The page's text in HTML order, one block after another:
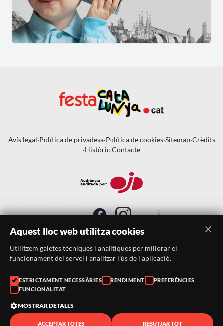
Avís legal·Política de privadesa·Política de cookies·Sitemap·Crèdits
·Històric·Contacte
SUBSCRIU-TE AL BUTLLETÍ
Telèfon:
938046359
Correu:
Aquest lloc web utilitza cookies
Utilitzem galetes tècniques i analítiques per millorar el
funcionament del servei i analitzar l'ús de l'aplicació.
ESTRICTAMENT NECESSÀRIES RENDIMENT
PREFERÈNCIES
FUNCIONALITAT
MOSTRAR DETALLS
ACCEPTAR TOTES REBUTJAR TOT